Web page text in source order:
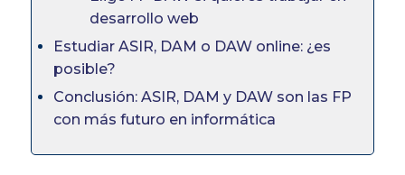
desarrollo web
Estudiar ASIR, DAM o DAW online: ¿es
posible?
Conclusión: ASIR, DAM y DAW son las FP
con más futuro en informática